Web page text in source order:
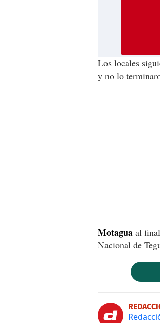
Los locales
y no lo
Motagua al
Nacional de